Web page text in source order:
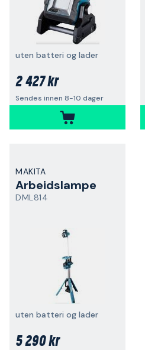
uten batteri og lader
2 427 kr
Sendes innen 8-10 dager
MAKITA
Arbeidslampe
DML814
uten batteri og lader
5 290 kr